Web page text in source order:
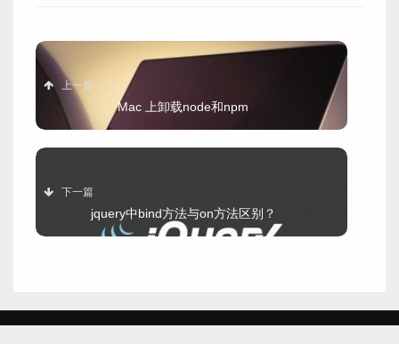
上一篇
Mac 上卸载node和npm
下一篇
jquery中bind方法与on方法区别？